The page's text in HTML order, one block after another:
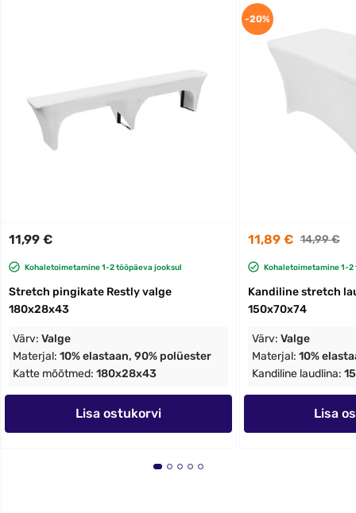
11,99 €
Kohaletoimetamine 1-2 tööpäeva jooksul
Stretch pingikate Restly valge
180x28x43
Värv: Valge
Materjal: 10% elastaan, 90% polüester
Katte mõõtmed: 180x28x43
Lisa ostukorvi
11,89 € 14,99 €
Kohaletoimetamine 1-
Kandiline stretch
150x70x74
Värv: Valge
Materjal: 10%
Kandiline laudlina:
Lisa
-20%